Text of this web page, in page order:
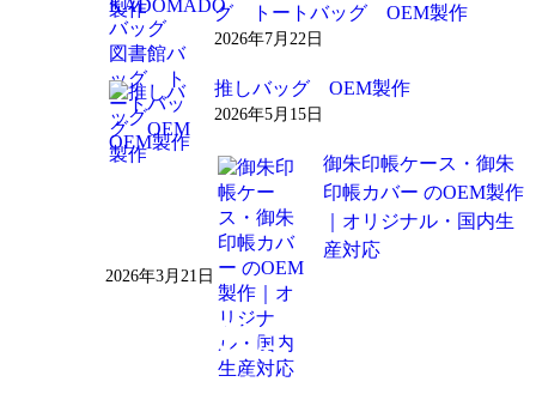
グ トートバッグ OEM製作
2026年7月22日
推しバッグ OEM製作
2026年5月15日
御朱印帳ケース・御朱
印帳カバー のOEM製作
｜オリジナル・国内生
産対応
2026年3月21日